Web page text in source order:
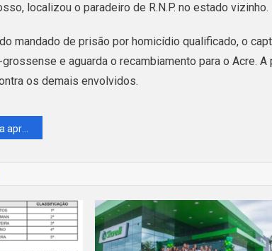
localizou o paradeiro de R.N.P. no estado vizinho.
mandado de prisão por homicídio qualificado, o
e aguarda o recambiamento para o Acre.
os demais envolvidos.
na Educação